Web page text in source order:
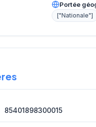
Portée
["Nationale"]
85401898300015